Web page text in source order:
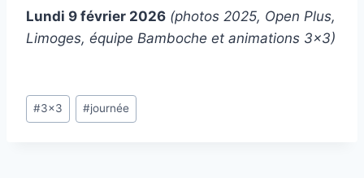
Lundi 9 février 2026 (photos 2025, Open Plus,
Limoges, équipe Bamboche et animations 3×3)
Étiquettes
de
#3x3 #journée